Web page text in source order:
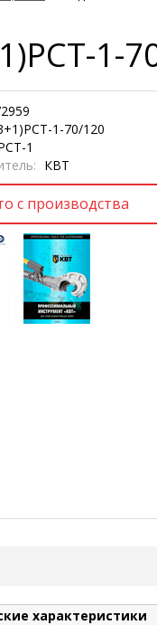
1-
1-70/120
1
КВТ
характеристики